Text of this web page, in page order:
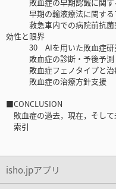
早期の輸液療法に関する
救急車内での病院前抗菌薬
効性と限界
30 AIを用いた敗血症研究
敗血症の診断・予後予測
敗血症フェノタイプと治
敗血症の治療方針支援
■CONCLUSION
敗血症の過去，現在，そし
索引
isho.jpアプリ